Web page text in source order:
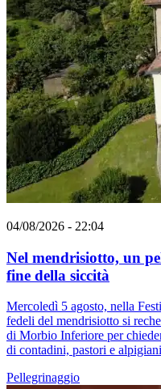
04/08/2026 - 22:04
Nel mendrisiotto, un
fine della siccità
Mercoledì 5 agosto, nella
fedeli del mendrisiotto si
di Morbio Inferiore per
di contadini, pastori e
Pellegrinaggio